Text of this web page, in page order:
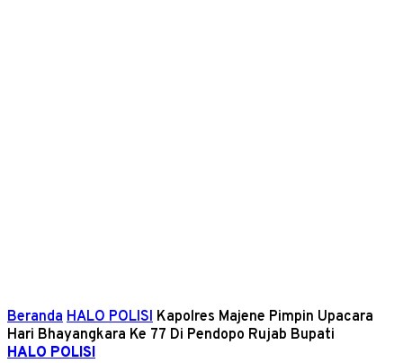
Beranda HALO POLISI Kapolres Majene Pimpin Upacara
Hari Bhayangkara Ke 77 Di Pendopo Rujab Bupati
HALO POLISI